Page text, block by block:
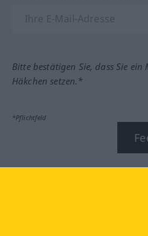
Bitte bestätigen Sie, dass Sie ein
Häkchen setzen.*
*Pflichtfeld